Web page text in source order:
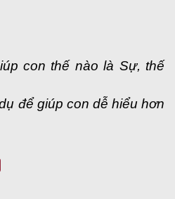
con thế nào là Sự, thế
để giúp con dễ hiểu hơn